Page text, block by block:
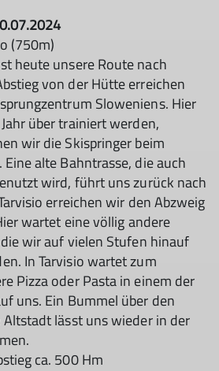
(750m)
heute unsere Route nach
von der Hütte erreichen
Sloweniens. Hier
über trainiert werden,
wir die Skispringer beim
alte Bahntrasse, die auch
wird, führt uns zurück nach
erreichen wir den Abzweig
wartet eine völlig andere
wir auf vielen Stufen hinauf
In Tarvisio wartet zum
Pizza oder Pasta in einem der
uns. Ein Bummel über den
lässt uns wieder in der
ca. 500 Hm